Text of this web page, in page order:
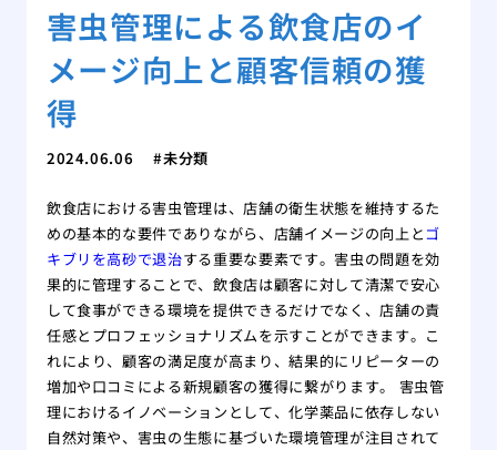
害虫管理による飲食店のイ
メージ向上と顧客信頼の獲
得
2024.06.06 未分類
飲食店における害虫管理は、店舗の衛生状態を維持するた
めの基本的な要件でありながら、店舗イメージの向上とゴ
キブリを高砂で退治する重要な要素です。害虫の問題を効
果的に管理することで、飲食店は顧客に対して清潔で安心
して食事ができる環境を提供できるだけでなく、店舗の責
任感とプロフェッショナリズムを示すことができます。こ
れにより、顧客の満足度が高まり、結果的にリピーターの
増加や口コミによる新規顧客の獲得に繋がります。 害虫管
理におけるイノベーションとして、化学薬品に依存しない
自然対策や、害虫の生態に基づいた環境管理が注目されて